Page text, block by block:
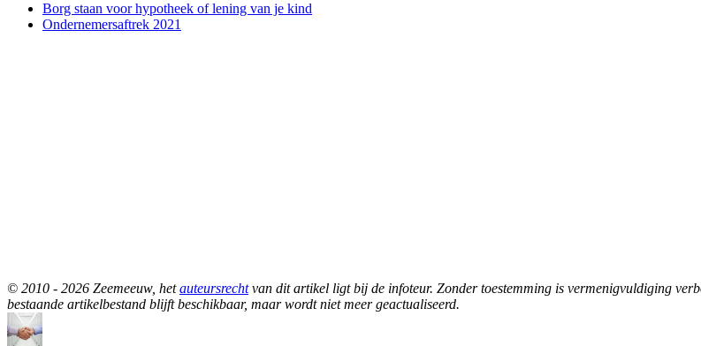
Borg staan voor hypotheek of lening van je kind
Ondernemersaftrek 2021
© 2010 - 2026 Zeemeeuw, hetauteursrechtvan dit artikel ligt bij de infoteur. Zonder toestemming is vermenigvuldiging
bestaande artikelbestand blijft beschikbaar, maar wordt niet meer geactualiseerd.